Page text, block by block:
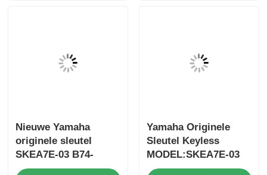
Nieuwe Yamaha
originele sleutel
SKEA7E-03 B74-
H6261-02 662F-
Yamaha Originele
Sleutel Keyless
MODEL:SKEA7E-03
Voor Yamaha Smart